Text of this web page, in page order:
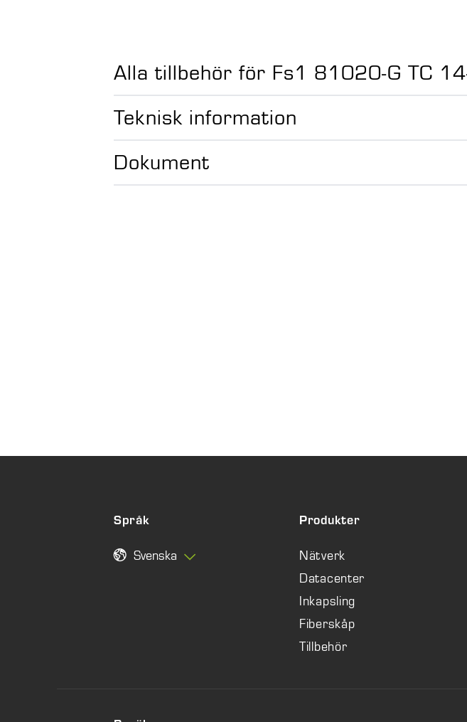
Alla tillbehör för Fs1 81020-G TC
Teknisk information
Dokument
Språk
Svenska
Produkter
Nätverk
Datacenter
Inkapsling
Fiberskåp
Tillbehör